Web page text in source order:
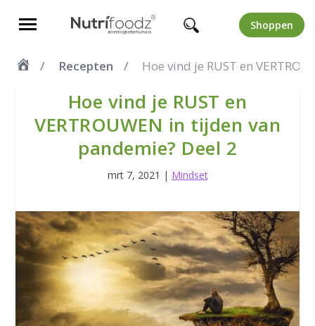
Shoppen
Recepten Hoe vind je RUST en
Hoe vind je RUST en
VERTROUWEN in tijden van
pandemie? Deel 2
mrt 7, 2021 | Mindset